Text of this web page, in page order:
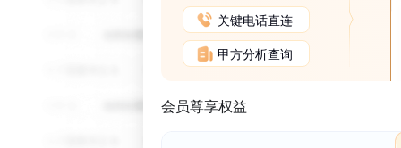
关键电话直连
甲方分析查询
会员尊享权益